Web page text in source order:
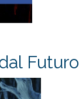
Futuro